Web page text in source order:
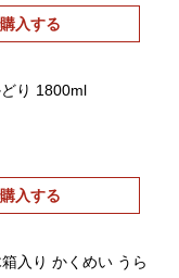
入する
り 1800ml
入する
入り かくめい うら